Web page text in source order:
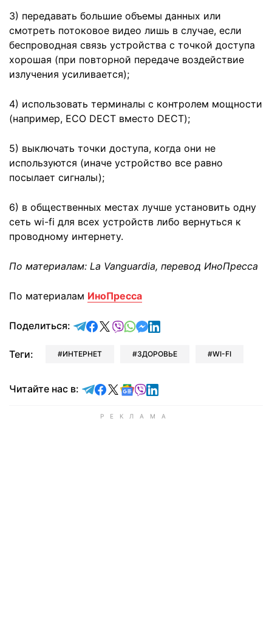
3) передавать большие объемы данных или
смотреть потоковое видео лишь в случае, если
беспроводная связь устройства с точкой доступа
хорошая (при повторной передаче воздействие
излучения усиливается);
4) использовать терминалы с контролем мощности
(например, ECO DECT вместо DECT);
5) выключать точки доступа, когда они не
используются (иначе устройство все равно
посылает сигналы);
6) в общественных местах лучше установить одну
сеть wi-fi для всех устройств либо вернуться к
проводному интернету.
По материалам: La Vanguardia, перевод ИноПресса
По материалам ИноПресса
Поделиться: отправить в Telegram
поделиться в Facebook
поделиться в X
отправить в Viber
отправить в Whatsapp
отправить в Messenger
отправить в LinkedIn
Теги: ИНТЕРНЕТ ЗДОРОВЬЕ WI-FI
Читайте нас в: Читайте в Telegram
Читайте в Facebook
Читайте в X
Читайте в Google news
Читайте в Viber
Читайте в LinkedIn